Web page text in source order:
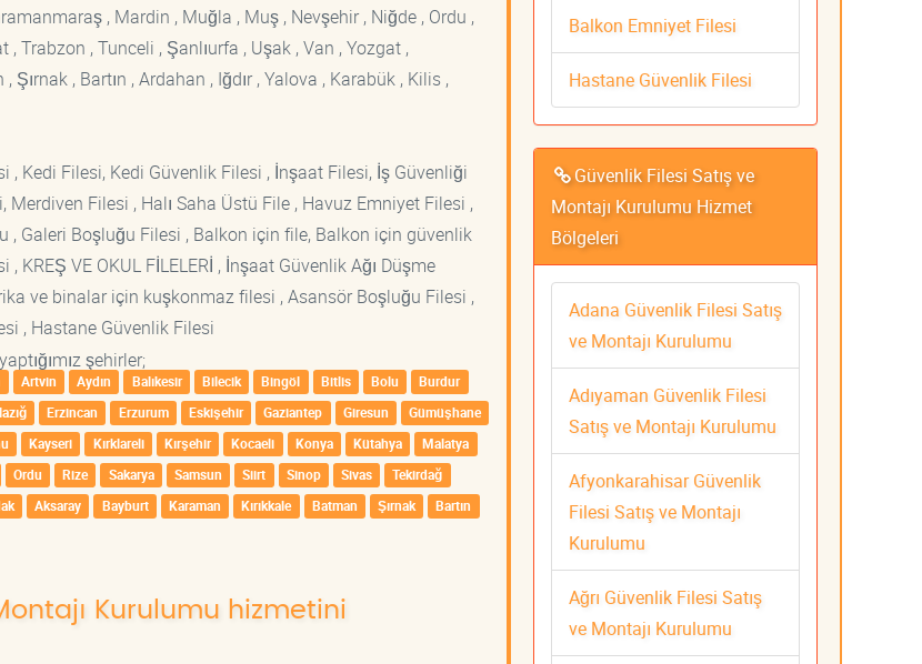
, Mardin , Muğla , Muş , Nevşehir , Niğde , Ordu ,
Trabzon , Tunceli , Şanlıurfa , Uşak , Van , Yozgat ,
, Bartın , Ardahan , Iğdır , Yalova , Karabük , Kilis ,
Kedi Filesi, Kedi Güvenlik Filesi , İnşaat Filesi, İş Güvenliği
Filesi , Halı Saha Üstü File , Havuz Emniyet Filesi ,
, Galeri Boşluğu Filesi , Balkon için file, Balkon için güvenlik
VE OKUL FİLELERİ , İnşaat Güvenlik Ağı Düşme
ve binalar için kuşkonmaz filesi , Asansör Boşluğu Filesi ,
, Hastane Güvenlik Filesi
şehirler;
Artvin Aydın Balıkesir Bilecik Bingöl Bitlis Bolu
Burdur
Erzincan Erzurum Eskişehir Gaziantep Giresun
Gümüşhane
Kayseri Kırklareli Kırşehir Kocaeli Konya Kütahya
Malatya
Ordu Rize Sakarya Samsun Siirt Sinop Sivas
Tekirdağ
Aksaray Bayburt Karaman Kırıkkale Batman Şırnak
Bartın
Kurulumu hizmetini
Balkon Emniyet Filesi
Hastane Güvenlik Filesi
Güvenlik Filesi Satış ve
Montajı Kurulumu Hizmet
Bölgeleri
Adana Güvenlik Filesi Satış
ve Montajı Kurulumu
Adıyaman Güvenlik Filesi
Satış ve Montajı Kurulumu
Afyonkarahisar Güvenlik
Filesi Satış ve Montajı
Kurulumu
Ağrı Güvenlik Filesi Satış
ve Montajı Kurulumu